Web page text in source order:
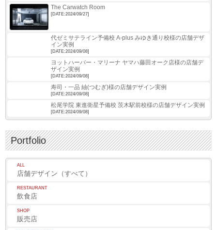
The Carwatch Room
[DATE:2024/09/27]
代ゼミサテライン予備校 A-plus みゆき通り校様の店舗デザ
イン実例
[DATE:2024/09/08]
ヨットハーバー・マリーナ ヤマハ藤田オーク店様の店舗デ
ザイン実例
[DATE:2024/09/08]
寿司・一品 紬(つむぎ)様の店舗デザイン実例
[DATE:2024/09/08]
松尾学院 東進衛星予備校 茨木駅前校様の店舗デザイン実例
[DATE:2024/09/08]
Portfolio
ALL
店舗デザイン（すべて）
RESTAURANT
飲食店
SHOP
販売店